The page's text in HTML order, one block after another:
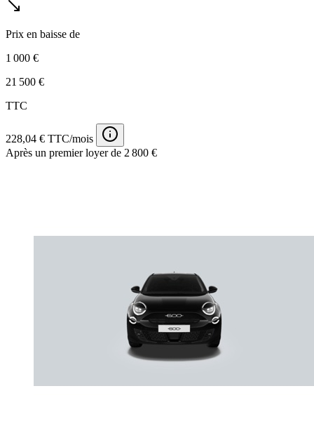
Prix en baisse de
1 000 €
21 500 €
TTC
228,04 € TTC/mois
Après un premier loyer de 2 800 €